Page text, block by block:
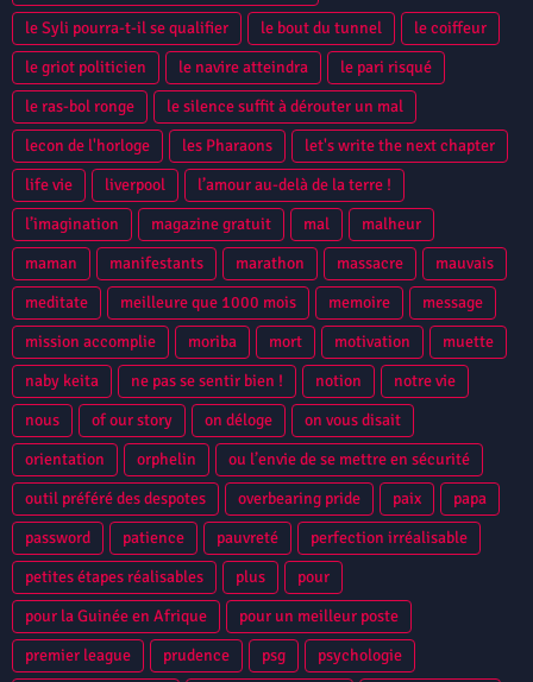
le Syli pourra-t-il se qualifier
le bout du tunnel
le coiffeur
le griot politicien
le navire atteindra
le pari risqué
le ras-bol ronge
le silence suffit à dérouter un mal
lecon de l'horloge
les Pharaons
let's write the next chapter
life vie
liverpool
l’amour au-delà de la terre !
l’imagination
magazine gratuit mal
malheur
maman
manifestants marathon massacre
mauvais
meditate
meilleure que 1000 mois memoire
message
mission accomplie
moriba mort motivation
muette
naby keita
ne pas se sentir bien ! notion
notre vie
nous
of our story on déloge
on vous disait
orientation
orphelin
ou l’envie de se mettre en sécurité
outil préféré des despotes
overbearing pride paix
papa
password
patience pauvreté
perfection irréalisable
petites étapes réalisables
plus
pour
pour la Guinée en Afrique
pour un meilleur poste
premier league
prudence psg
psychologie